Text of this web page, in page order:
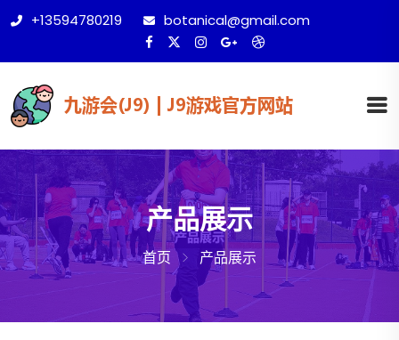
+13594780219 botanical@gmail.com
产品展示
首页 产品展示